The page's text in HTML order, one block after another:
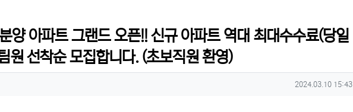
양 아파트 그랜드 오픈!! 신규 아파트 역대 최대수수료(당일
원 선착순 모집합니다. (초보직원 환영)
작성일
2024.03.10 15:43